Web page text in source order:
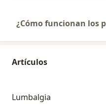
¿Cómo funcionan los
Artículos
Lumbalgia